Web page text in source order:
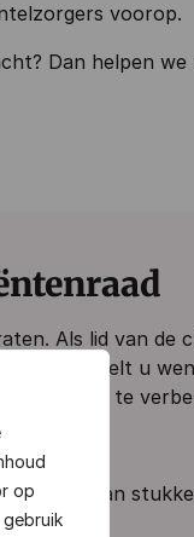
op
voorop.
Dan helpen we
. Als lid van de
verzamelt u
verder te
(lezen van